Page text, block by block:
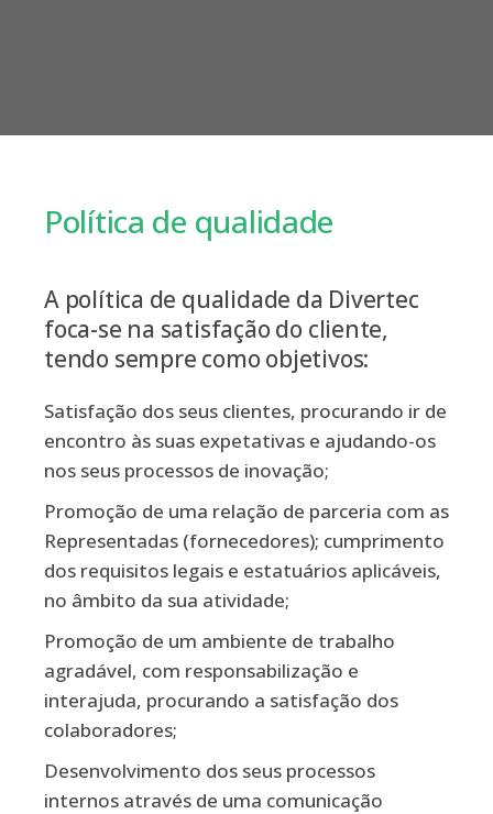
Política de qualidade
A política de qualidade da Divertec
foca-se na satisfação do cliente,
tendo sempre como objetivos:
Satisfação dos seus clientes, procurando ir de
encontro às suas expetativas e ajudando-os
nos seus processos de inovação;
Promoção de uma relação de parceria com as
Representadas (fornecedores); cumprimento
dos requisitos legais e estatuários aplicáveis,
no âmbito da sua atividade;
Promoção de um ambiente de trabalho
agradável, com responsabilização e
interajuda, procurando a satisfação dos
colaboradores;
Desenvolvimento dos seus processos
internos através de uma comunicação